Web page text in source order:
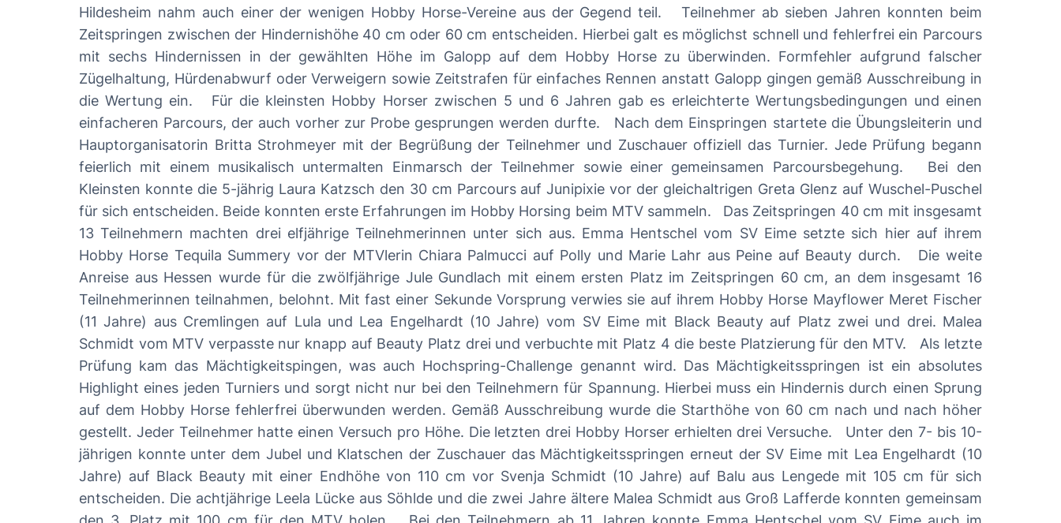
Hildesheim nahm auch einer der wenigen Hobby Horse-Vereine aus der Gegend teil. Teilnehmer ab sieben Jahren konnten beim
Zeitspringen zwischen der Hindernishöhe 40 cm oder 60 cm entscheiden. Hierbei galt es möglichst schnell und fehlerfrei ein Parcours
mit sechs Hindernissen in der gewählten Höhe im Galopp auf dem Hobby Horse zu überwinden. Formfehler aufgrund falscher
Zügelhaltung, Hürdenabwurf oder Verweigern sowie Zeitstrafen für einfaches Rennen anstatt Galopp gingen gemäß Ausschreibung in
die Wertung ein. Für die kleinsten Hobby Horser zwischen 5 und 6 Jahren gab es erleichterte Wertungsbedingungen und einen
einfacheren Parcours, der auch vorher zur Probe gesprungen werden durfte. Nach dem Einspringen startete die Übungsleiterin und
Hauptorganisatorin Britta Strohmeyer mit der Begrüßung der Teilnehmer und Zuschauer offiziell das Turnier. Jede Prüfung begann
feierlich mit einem musikalisch untermalten Einmarsch der Teilnehmer sowie einer gemeinsamen Parcoursbegehung. Bei den
Kleinsten konnte die 5-jährig Laura Katzsch den 30 cm Parcours auf Junipixie vor der gleichaltrigen Greta Glenz auf Wuschel-Puschel
für sich entscheiden. Beide konnten erste Erfahrungen im Hobby Horsing beim MTV sammeln. Das Zeitspringen 40 cm mit insgesamt
13 Teilnehmern machten drei elfjährige Teilnehmerinnen unter sich aus. Emma Hentschel vom SV Eime setzte sich hier auf ihrem
Hobby Horse Tequila Summery vor der MTVlerin Chiara Palmucci auf Polly und Marie Lahr aus Peine auf Beauty durch. Die weite
Anreise aus Hessen wurde für die zwölfjährige Jule Gundlach mit einem ersten Platz im Zeitspringen 60 cm, an dem insgesamt 16
Teilnehmerinnen teilnahmen, belohnt. Mit fast einer Sekunde Vorsprung verwies sie auf ihrem Hobby Horse Mayflower Meret Fischer
(11 Jahre) aus Cremlingen auf Lula und Lea Engelhardt (10 Jahre) vom SV Eime mit Black Beauty auf Platz zwei und drei. Malea
Schmidt vom MTV verpasste nur knapp auf Beauty Platz drei und verbuchte mit Platz 4 die beste Platzierung für den MTV. Als letzte
Prüfung kam das Mächtigkeitspingen, was auch Hochspring-Challenge genannt wird. Das Mächtigkeitsspringen ist ein absolutes
Highlight eines jeden Turniers und sorgt nicht nur bei den Teilnehmern für Spannung. Hierbei muss ein Hindernis durch einen Sprung
auf dem Hobby Horse fehlerfrei überwunden werden. Gemäß Ausschreibung wurde die Starthöhe von 60 cm nach und nach höher
gestellt. Jeder Teilnehmer hatte einen Versuch pro Höhe. Die letzten drei Hobby Horser erhielten drei Versuche. Unter den 7- bis 10-
jährigen konnte unter dem Jubel und Klatschen der Zuschauer das Mächtigkeitsspringen erneut der SV Eime mit Lea Engelhardt (10
Jahre) auf Black Beauty mit einer Endhöhe von 110 cm vor Svenja Schmidt (10 Jahre) auf Balu aus Lengede mit 105 cm für sich
entscheiden. Die achtjährige Leela Lücke aus Söhlde und die zwei Jahre ältere Malea Schmidt aus Groß Lafferde konnten gemeinsam